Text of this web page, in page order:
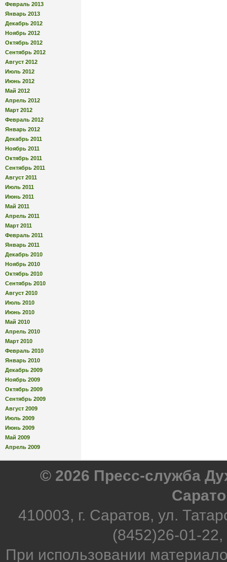
Февраль 2013
Январь 2013
Декабрь 2012
Ноябрь 2012
Октябрь 2012
Сентябрь 2012
Август 2012
Июль 2012
Июнь 2012
Май 2012
Апрель 2012
Март 2012
Февраль 2012
Январь 2012
Декабрь 2011
Ноябрь 2011
Октябрь 2011
Сентябрь 2011
Август 2011
Июль 2011
Июнь 2011
Май 2011
Апрель 2011
Март 2011
Февраль 2011
Январь 2011
Декабрь 2010
Ноябрь 2010
Октябрь 2010
Сентябрь 2010
Август 2010
Июль 2010
Июнь 2010
Май 2010
Апрель 2010
Март 2010
Февраль 2010
Январь 2010
Декабрь 2009
Ноябрь 2009
Октябрь 2009
Сентябрь 2009
Август 2009
Июль 2009
Июнь 2009
Май 2009
Апрель 2009
© 2026 Пресс-служба
410003, г. Саратов, ул.
(8452)26-01-
При использовании